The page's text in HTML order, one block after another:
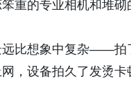
重的专业相机和堆
比想象中复杂——拍
，设备拍久了发烫